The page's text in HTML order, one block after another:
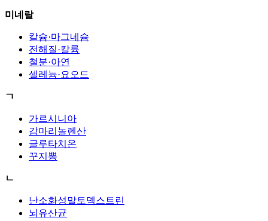
미네랄
칼슘·마그네슘
전해질·칼륨
철분·아연
셀레늄·요오드
ㄱ
가르시니아
감마리놀렌산
글루타치온
꾸지뽕
ㄴ
난소화성말토덱스트린
뇌유산균